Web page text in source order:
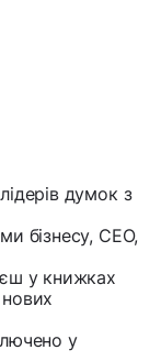
думок з
бізнесу, CEO,
у книжках
у